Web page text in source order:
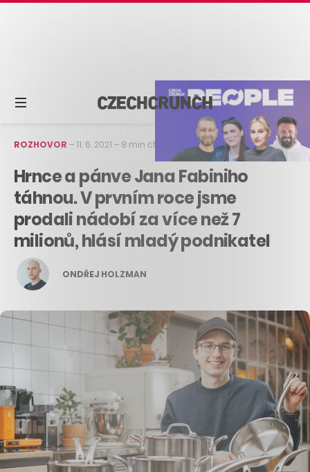
ROZHOVOR –11. 6. 2021 – 8 min čtení
Hrnce a pánve Jana Fabiniho
táhnou. V prvním roce jsme
prodali nádobí za více než 7
milionů, hlásí mladý podnikatel
ONDŘEJ HOLZMAN